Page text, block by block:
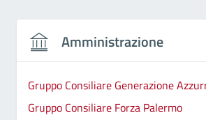
Amministrazione
Gruppo Consiliare Generazione
Gruppo Consiliare Forza Palermo